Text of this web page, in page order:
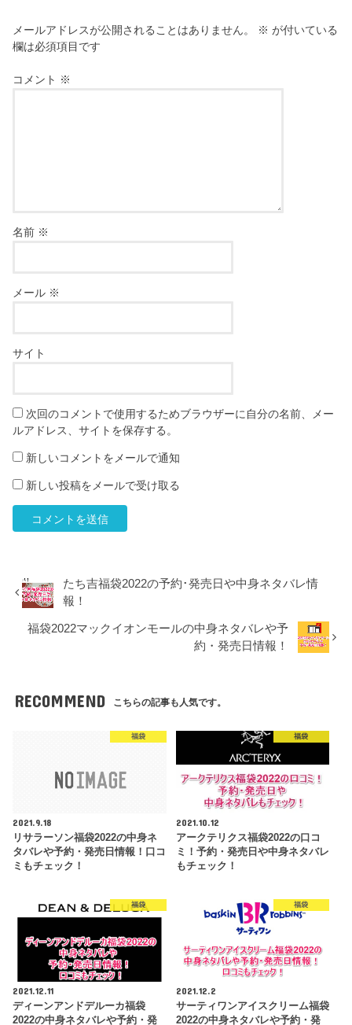
メールアドレスが公開されることはありません。 ※ が付いている
欄は必須項目です
コメント ※
名前 ※
メール ※
サイト
次回のコメントで使用するためブラウザーに自分の名前、メー
ルアドレス、サイトを保存する。
新しいコメントをメールで通知
新しい投稿をメールで受け取る
たち吉福袋2022の予約･発売日や中身ネタバレ情
報！
福袋2022マックイオンモールの中身ネタバレや予
約・発売日情報！
RECOMMEND こちらの記事も人気です。
福袋
2021.9.18
リサラーソン福袋2022の中身ネ
タバレや予約・発売日情報！口コ
ミもチェック！
福袋
2021.10.12
アークテリクス福袋2022の口コ
ミ！予約・発売日や中身ネタバレ
もチェック！
福袋
2021.12.11
ディーンアンドデルーカ福袋
2022の中身ネタバレや予約・発
福袋
2021.12.2
サーティワンアイスクリーム福袋
2022の中身ネタバレや予約・発